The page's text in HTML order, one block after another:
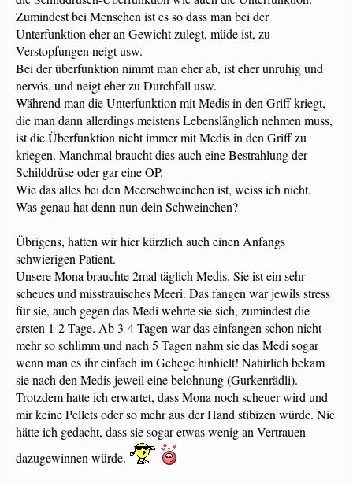
Zumindest bei Menschen ist es so dass man bei der
Unterfunktion eher an Gewicht zulegt, müde ist, zu
Verstopfungen neigt usw.
Bei der überfunktion nimmt man eher ab, ist eher unruhig und
nervös, und neigt eher zu Durchfall usw.
Während man die Unterfunktion mit Medis in den Griff kriegt,
die man dann allerdings meistens Lebenslänglich nehmen muss,
ist die Überfunktion nicht immer mit Medis in den Griff zu
kriegen. Manchmal braucht dies auch eine Bestrahlung der
Schilddrüse oder gar eine OP.
Wie das alles bei den Meerschweinchen ist, weiss ich nicht.
Was genau hat denn nun dein Schweinchen?
Übrigens, hatten wir hier kürzlich auch einen Anfangs
schwierigen Patient.
Unsere Mona brauchte 2mal täglich Medis. Sie ist ein sehr
scheues und misstrauisches Meeri. Das fangen war jewils stress
für sie, auch gegen das Medi wehrte sie sich, zumindest die
ersten 1-2 Tage. Ab 3-4 Tagen war das einfangen schon nicht
mehr so schlimm und nach 5 Tagen nahm sie das Medi sogar
wenn man es ihr einfach im Gehege hinhielt! Natürlich bekam
sie nach den Medis jeweil eine belohnung (Gurkenrädli).
Trotzdem hatte ich erwartet, dass Mona noch scheuer wird und
mir keine Pellets oder so mehr aus der Hand stibizen würde. Nie
hätte ich gedacht, dass sie sogar etwas wenig an Vertrauen
dazugewinnen würde.